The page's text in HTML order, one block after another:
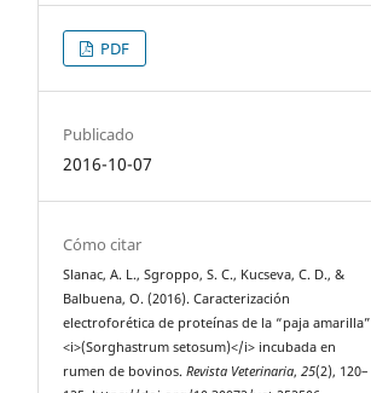
PDF
Publicado
2016-10-07
Cómo citar
Slanac, A. L., Sgroppo, S. C., Kucseva, C. D., &
Balbuena, O. (2016). Caracterización
electroforética de proteínas de la “paja amarilla”
<i>(Sorghastrum setosum)</i> incubada en
rumen de bovinos.Revista Veterinaria,25(2), 120–